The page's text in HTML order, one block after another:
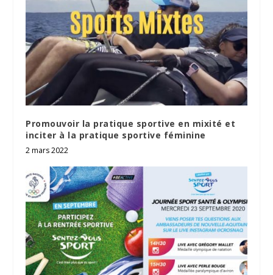
Promouvoir la pratique sportive en mixité et
inciter à la pratique sportive féminine
2 mars 2022